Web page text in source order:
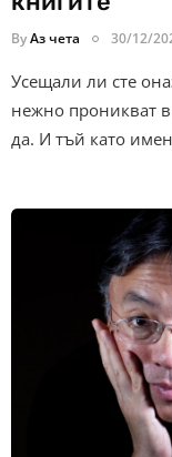
ByАз чета 30/12/
Усещали ли сте
нежно проникват
да. И тъй като